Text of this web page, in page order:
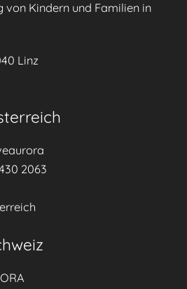
von Kindern und Familien in
Linz
2063